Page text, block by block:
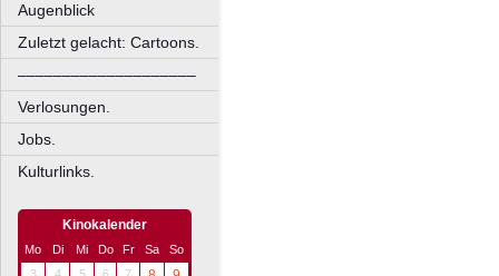
Augenblick
Zuletzt gelacht: Cartoons.
––––––––––––––––––––
Verlosungen.
Jobs.
Kulturlinks.
Kinokalender
Mo Di Mi Do Fr Sa
So